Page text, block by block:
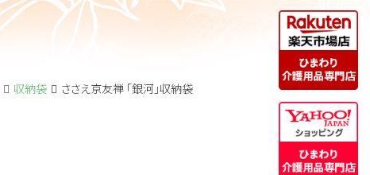
収納袋 ささえ京友禅 「銀河」収納袋